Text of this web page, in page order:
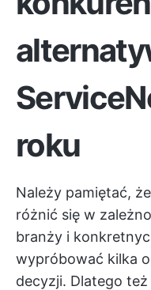
roku
Należy pamiętać,
różnić się w
branży i
wypróbować kilka
decyzji. Dlatego